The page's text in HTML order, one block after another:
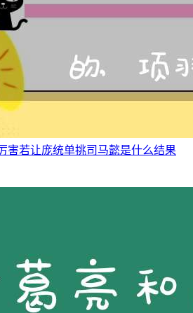
害若让庞统单挑司马懿是什么结果